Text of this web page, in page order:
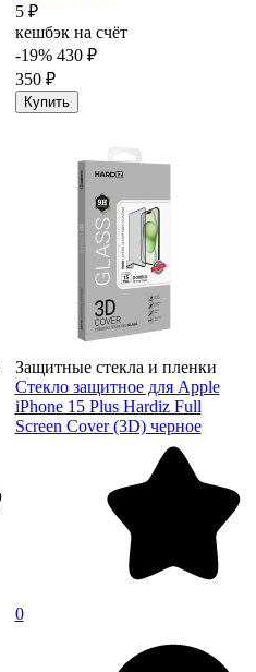
5 ₽
кешбэк на счёт
-19% 430 ₽
350 ₽
Купить
Защитные стекла и пленки
Стекло защитное для Apple
iPhone 15 Plus Hardiz Full
Screen Cover (3D) черное
0